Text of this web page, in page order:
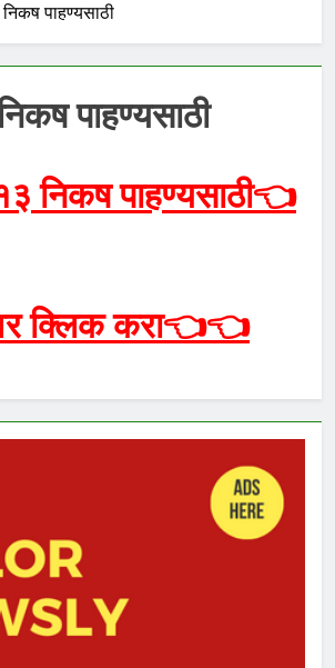
पाहण्यसाठी
पाहण्यसाठी
निकष पाहण्यसाठी👈
क्लिक करा👈👈